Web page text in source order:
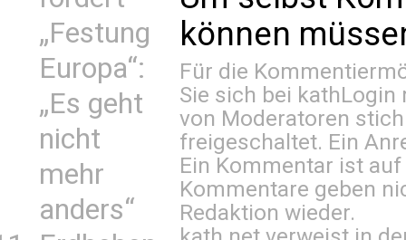
„Festung
Europa“:
„Es geht
nicht
mehr
anders“
können
Für die
Sie sich bei kathLogin
von Moderatoren
freigeschaltet. Ein
Ein Kommentar ist
Kommentare geben
Redaktion wieder.